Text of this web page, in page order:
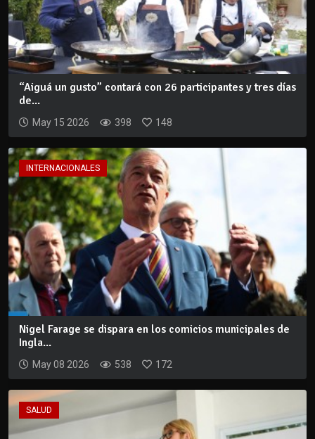
“Aiguá un gusto” contará con 26 participantes y tres días
de...
May 15 2026 398 148
INTERNACIONALES
Nigel Farage se dispara en los comicios municipales de
Ingla...
May 08 2026 538 172
SALUD